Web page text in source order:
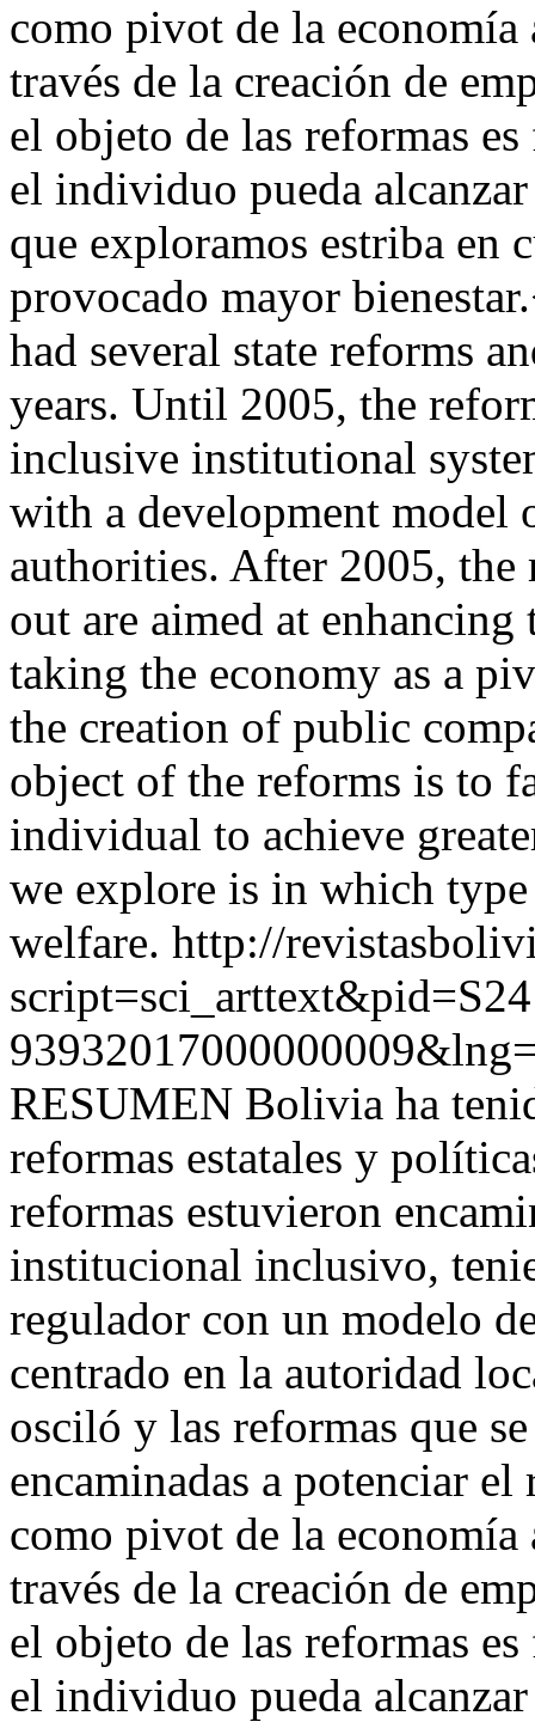
como pivot de la economía
través de la creación de
el objeto de las reformas
el individuo pueda
que exploramos estriba en
provocado mayor
had several state reforms
years. Until 2005, the
inclusive institutional
with a development model
authorities. After 2005, the
out are aimed at
taking the economy as a
the creation of public
object of the reforms is to
individual to achieve
we explore is in which
welfare. http://
RESUMEN Bolivia ha
reformas estatales y
reformas estuvieron
institucional inclusivo,
regulador con un modelo
centrado en la autoridad
osciló y las reformas que
encaminadas a potenciar
como pivot de la economía
través de la creación de
el objeto de las reformas
el individuo pueda